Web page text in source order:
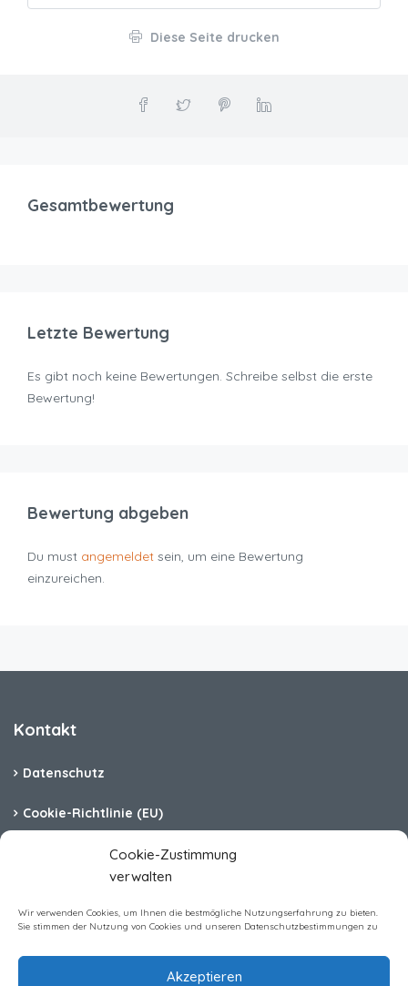
Cookie-Zustimmung
verwalten
Wir verwenden Cookies, um Ihnen die bestmögliche Nutzungserfahrung zu bieten.
Sie stimmen der Nutzung von Cookies und unseren Datenschutzbestimmungen zu
Akzeptieren
Diese Seite drucken
Gesamtbewertung
Letzte Bewertung
Es gibt noch keine Bewertungen. Schreibe selbst die erste
Bewertung!
Bewertung abgeben
Du must angemeldet sein, um eine Bewertung
einzureichen.
Kontakt
Datenschutz
Cookie-Richtlinie (EU)
Barrierefreiheit